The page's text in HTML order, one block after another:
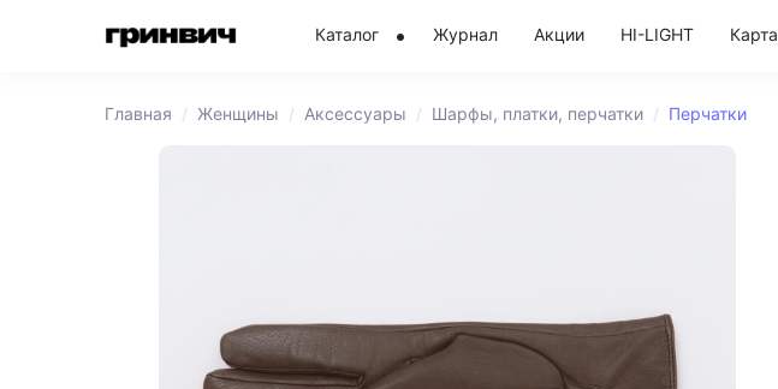
Каталог Журнал Акции HI-LIGHT Карта
Главная Женщины Аксессуары Шарфы, платки, перчатки Перчатки